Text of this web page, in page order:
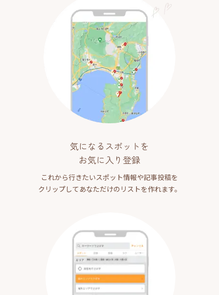
気になるスポットを
お気に入り登録
これから行きたいスポット情報や記事投稿を
クリップしてあなただけのリストを作れます。